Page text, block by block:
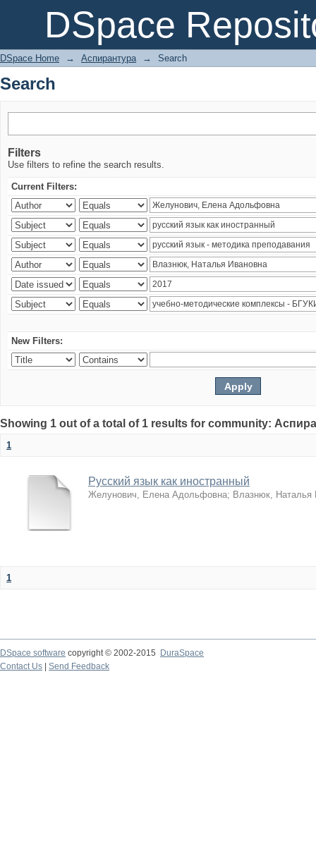
DSpace
Search
DSpace Home → Аспирантура → Search
Search
Filters
Use filters to refine the search results.
Current Filters:
New Filters:
Showing 1 out of a total of 1 results for community:
1
Русский язык как иностранный
Желунович, Елена Адольфовна; Влазнюк, Наталья
1
DSpace software copyright © 2002-2015
DuraSpace
Contact Us
Send Feedback